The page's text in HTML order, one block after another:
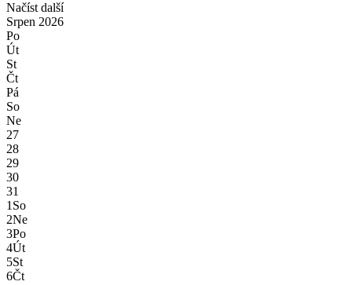
Načíst další
Srpen 2026
Po
Út
St
Čt
Pá
So
Ne
27
28
29
30
31
1 So
2Ne
3Po
4Út
5St
6Čt